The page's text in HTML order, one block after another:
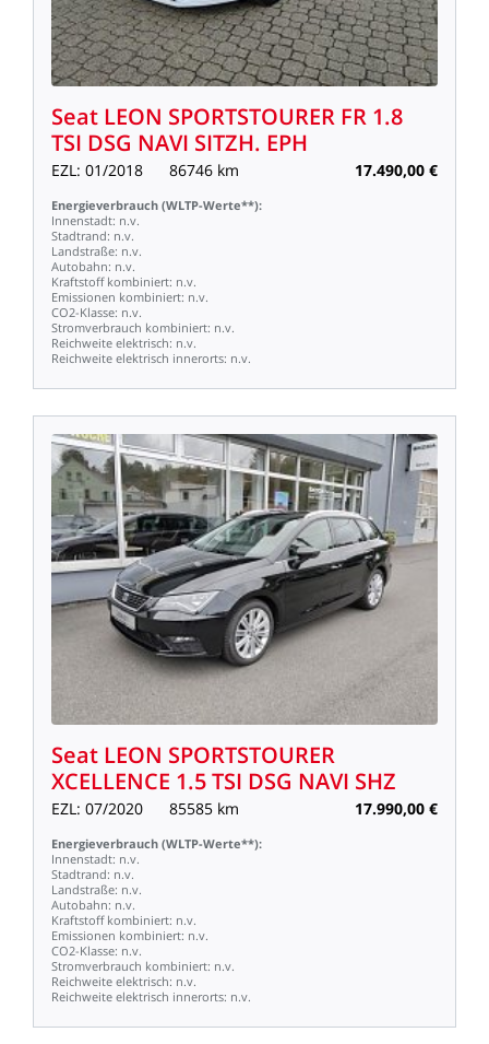
Seat LEON SPORTSTOURER FR 1.8
TSI DSG NAVI SITZH. EPH
EZL: 01/2018 86746 km 17.490,00 €
Energieverbrauch (WLTP-Werte**):
Innenstadt: n.v.
Stadtrand: n.v.
Landstraße: n.v.
Autobahn: n.v.
Kraftstoff kombiniert: n.v.
Emissionen kombiniert: n.v.
CO2-Klasse: n.v.
Stromverbrauch kombiniert: n.v.
Reichweite elektrisch: n.v.
Reichweite elektrisch innerorts: n.v.
Seat LEON SPORTSTOURER
XCELLENCE 1.5TSI DSG NAVI SHZ
EZL: 07/2020 85585 km 17.990,00 €
Energieverbrauch (WLTP-Werte**):
Innenstadt: n.v.
Stadtrand: n.v.
Landstraße: n.v.
Autobahn: n.v.
Kraftstoff kombiniert: n.v.
Emissionen kombiniert: n.v.
CO2-Klasse: n.v.
Stromverbrauch kombiniert: n.v.
Reichweite elektrisch: n.v.
Reichweite elektrisch innerorts: n.v.